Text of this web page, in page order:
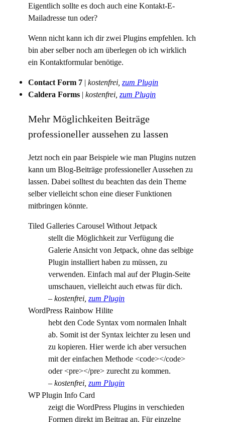
Eigentlich sollte es doch auch eine Kontakt-E-
Mailadresse tun oder?
Wenn nicht kann ich dir zwei Plugins empfehlen. Ich
bin aber selber noch am überlegen ob ich wirklich
ein Kontaktformular benötige.
Contact Form 7 | kostenfrei, zum Plugin
Caldera Forms | kostenfrei, zum Plugin
Mehr Möglichkeiten Beiträge
professioneller aussehen zu lassen
Jetzt noch ein paar Beispiele wie man Plugins nutzen
kann um Blog-Beiträge professioneller Aussehen zu
lassen. Dabei solltest du beachten das dein Theme
selber vielleicht schon eine dieser Funktionen
mitbringen könnte.
Tiled Galleries Carousel Without Jetpack
stellt die Möglichkeit zur Verfügung die
Galerie Ansicht von Jetpack, ohne das selbige
Plugin installiert haben zu müssen, zu
verwenden. Einfach mal auf der Plugin-Seite
umschauen, vielleicht auch etwas für dich.
– kostenfrei, zum Plugin
WordPress Rainbow Hilite
hebt den Code Syntax vom normalen Inhalt
ab. Somit ist der Syntax leichter zu lesen und
zu kopieren. Hier werde ich aber versuchen
mit der einfachen Methode <code></code>
oder <pre></pre> zurecht zu kommen.
– kostenfrei, zum Plugin
WP Plugin Info Card
zeigt die WordPress Plugins in verschieden
Formen direkt im Beitrag an. Für einzelne